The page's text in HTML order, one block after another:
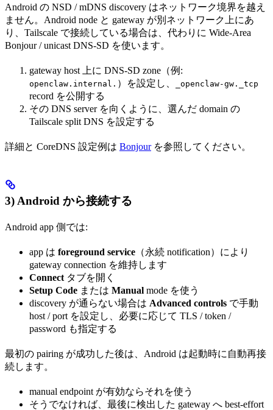
Android の NSD / mDNS discovery はネットワーク境界を越え
ません。Android node と gateway が別ネットワーク上にあ
り、Tailscale で接続している場合は、代わりに Wide-Area
Bonjour / unicast DNS-SD を使います。
gateway host 上に DNS-SD zone（例:
openclaw.internal. ）を設定し、 _openclaw-gw._tcp
record を公開する
その DNS server を向くように、選んだ domain の
Tailscale split DNS を設定する
詳細と CoreDNS 設定例は Bonjourを参照してください。
3) Android から接続する
Android app 側では:
app は foreground service （永続 notification）により
gateway connection を維持します
Connect タブを開く
Setup Code または Manual mode を使う
discovery が通らない場合は Advanced controls で手動
host / port を設定し、必要に応じて TLS / token /
password も指定する
最初の pairing が成功した後は、Android は起動時に自動再接
続します。
manual endpoint が有効ならそれを使う
そうでなければ、最後に検出した gateway へ best-effort